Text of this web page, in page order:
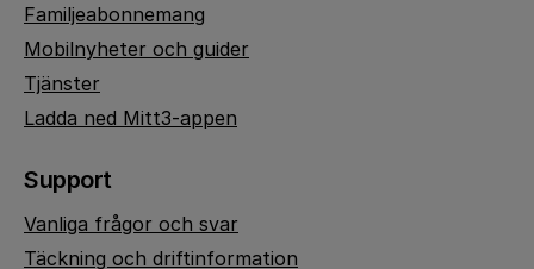
Familjeabonnemang
Mobilnyheter och guider
Tjänster
Ladda ned Mitt3-appen
Support
Vanliga frågor och svar
Täckning och driftinformation